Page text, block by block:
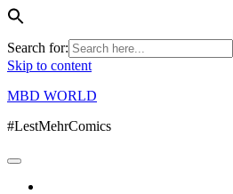
Search for:
Skip to content
MBD WORLD
#LestMehrComics